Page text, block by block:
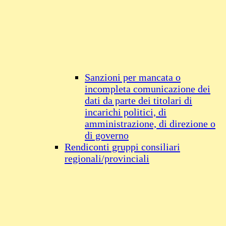
Sanzioni per mancata o
incompleta comunicazione dei
dati da parte dei titolari di
incarichi politici, di
amministrazione, di direzione o
di governo
Rendiconti gruppi consiliari
regionali/provinciali